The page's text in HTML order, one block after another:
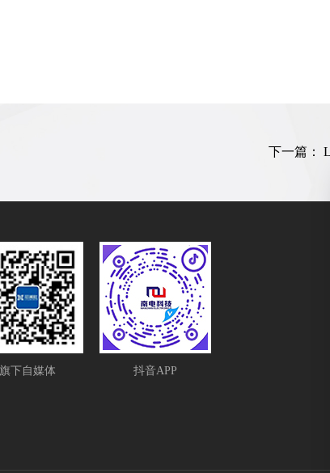
下一篇：
旗下自媒体 抖音APP